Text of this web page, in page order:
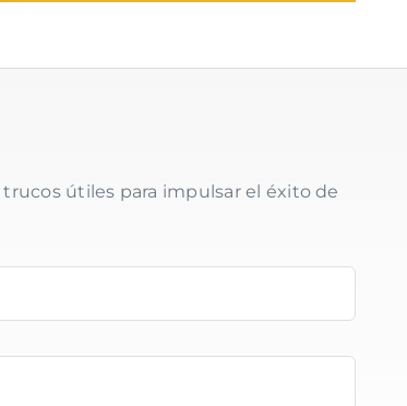
útiles para impulsar el éxito de